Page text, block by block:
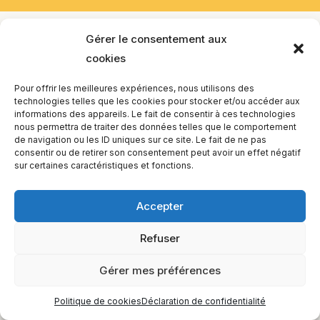
Gérer le consentement aux
cookies
Pour offrir les meilleures expériences, nous utilisons des
technologies telles que les cookies pour stocker et/ou accéder aux
informations des appareils. Le fait de consentir à ces technologies
nous permettra de traiter des données telles que le comportement
de navigation ou les ID uniques sur ce site. Le fait de ne pas
consentir ou de retirer son consentement peut avoir un effet négatif
sur certaines caractéristiques et fonctions.
Accepter
Refuser
Gérer mes préférences
Politique de cookiesDéclaration de confidentialité